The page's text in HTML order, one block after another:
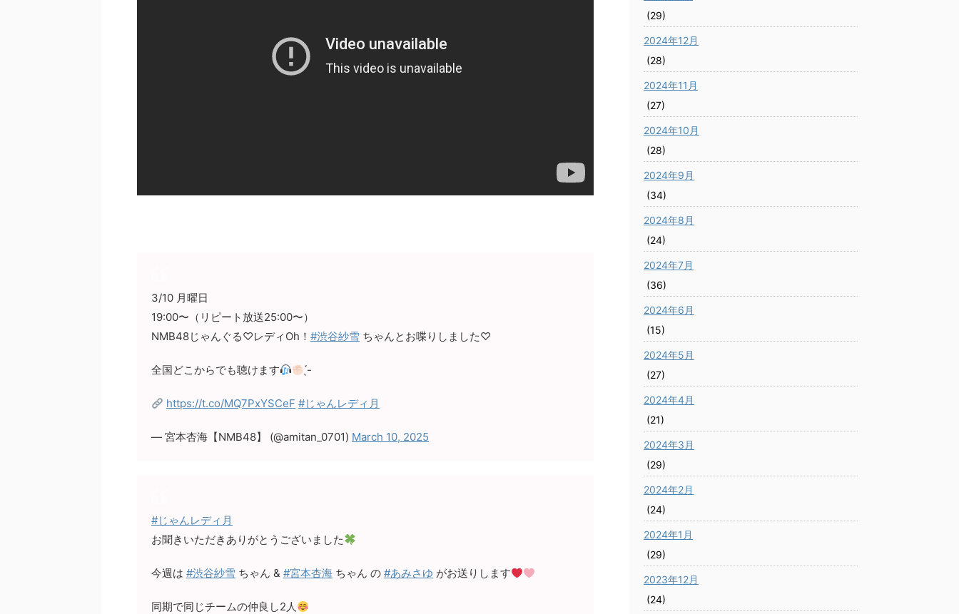
3/10 月曜日
19:00〜（リピート放送25:00〜）
NMB48じゃんぐる♡レディOh！ #渋谷紗雪 ちゃんとお喋りしました♡
全国どこからでも聴けます ̖́-
https://t.co/MQ7PxYSCeF #じゃんレディ月
— 宮本杏海【NMB48】 (@amitan_0701) March 10, 2025
#じゃんレディ月
お聞きいただきありがとうございました
今週は #渋谷紗雪 ちゃん & #宮本杏海 ちゃん の #あみさゆ がお送りします
同期で同じチームの仲良し2人
(29)
2024年12月
(28)
2024年11月
(27)
2024年10月
(28)
2024年9月
(34)
2024年8月
(24)
2024年7月
(36)
2024年6月
(15)
2024年5月
(27)
2024年4月
(21)
2024年3月
(29)
2024年2月
(24)
2024年1月
(29)
2023年12月
(24)